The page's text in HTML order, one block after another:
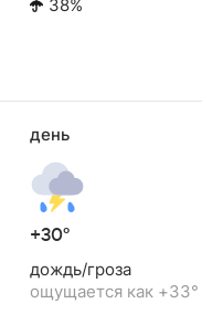
38%
день
+30°
дождь/гроза
ощущается как +33°